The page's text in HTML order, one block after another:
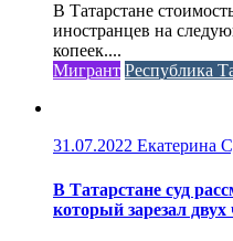
В Татарстане
иностранцев на
копеек....
Мигрант Республика
31.07.2022 Екатерина
В Татарстане суд
который зарезал двух